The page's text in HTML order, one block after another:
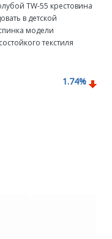
TW-55 крестовина
в детской
модели
текстиля
1.74%